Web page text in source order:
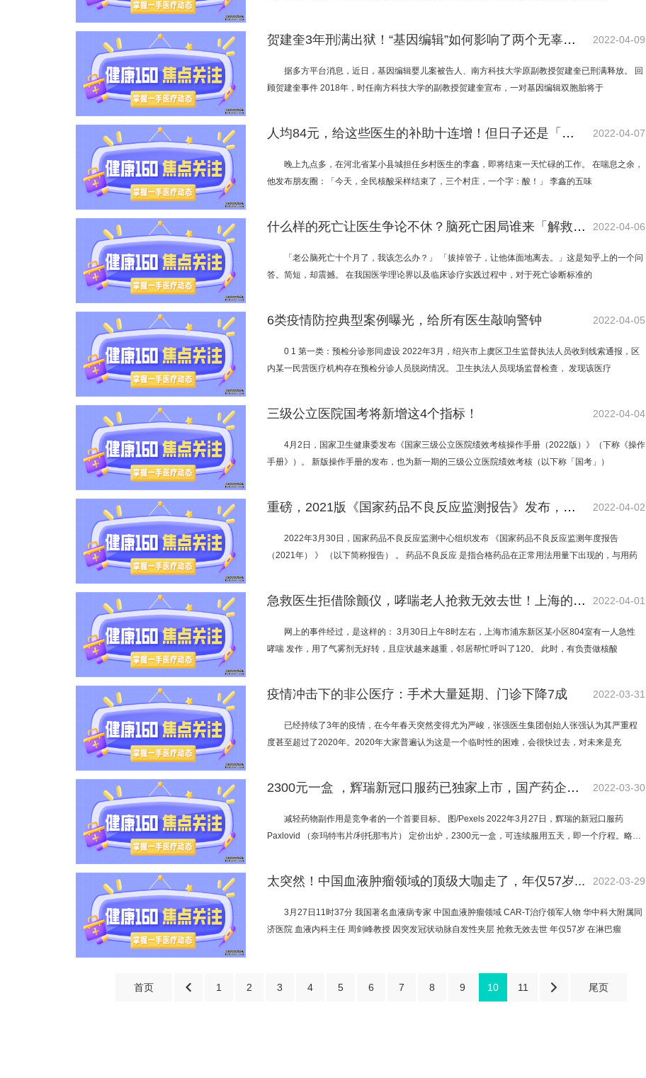
贺建奎3年刑满出狱！“基因编辑”如何影响了两个无辜生命？ 2022-04-09
据多方平台消息，近日，基因编辑婴儿案被告人、南方科技大学原副教授贺建奎已刑满释放。 回
顾贺建奎事件 2018年，时任南方科技大学的副教授贺建奎宣布，一对基因编辑双胞胎将于
人均84元，给这些医生的补助十连增！但日子还是「紧巴巴」... 2022-04-07
晚上九点多，在河北省某小县城担任乡村医生的李鑫，即将结束一天忙碌的工作。 在喘息之余，
他发布朋友圈：「今天，全民核酸采样结束了，三个村庄，一个字：酸！」 李鑫的五味
什么样的死亡让医生争论不休？脑死亡困局谁来「解救」？ 2022-04-06
「老公脑死亡十个月了，我该怎么办？」 「拔掉管子，让他体面地离去。」这是知乎上的一个问
答。简短，却震撼。 在我国医学理论界以及临床诊疗实践过程中，对于死亡诊断标准的
6类疫情防控典型案例曝光，给所有医生敲响警钟 2022-04-05
0 1 第一类：预检分诊形同虚设 2022年3月，绍兴市上虞区卫生监督执法人员收到线索通报，区
内某一民营医疗机构存在预检分诊人员脱岗情况。 卫生执法人员现场监督检查， 发现该医疗
三级公立医院国考将新增这4个指标！ 2022-04-04
4月2日，国家卫生健康委发布《国家三级公立医院绩效考核操作手册（2022版）》（下称《操作
手册》）。 新版操作手册的发布，也为新一期的三级公立医院绩效考核（以下称「国考」）
重磅，2021版《国家药品不良反应监测报告》发布，这5类药被点名！ 2022-04-02
2022年3月30日，国家药品不良反应监测中心组织发布 《国家药品不良反应监测年度报告
（2021年） 》 （以下简称报告） 。 药品不良反应 是指合格药品在正常用法用量下出现的，与用药
急救医生拒借除颤仪，哮喘老人抢救无效去世！上海的这名医生，是对还是错？ 2022-04-01
网上的事件经过，是这样的： 3月30日上午8时左右，上海市浦东新区某小区804室有一人急性
哮喘 发作，用了气雾剂无好转，且症状越来越重，邻居帮忙呼叫了120。 此时，有负责做核酸
疫情冲击下的非公医疗：手术大量延期、门诊下降7成 2022-03-31
已经持续了3年的疫情，在今年春天突然变得尤为严峻，张强医生集团创始人张强认为其严重程
度甚至超过了2020年。2020年大家普遍认为这是一个临时性的困难，会很快过去，对未来是充
2300元一盒 ，辉瑞新冠口服药已独家上市，国产药企能否迎头赶上？ 2022-03-30
减轻药物副作用是竞争者的一个首要目标。 图/Pexels 2022年3月27日，辉瑞的新冠口服药
Paxlovid （奈玛特韦片/利托那韦片） 定价出炉，2300元一盒，可连续服用五天，即一个疗程。略低
太突然！中国血液肿瘤领域的顶级大咖走了，年仅57岁... 2022-03-29
3月27日11时37分 我国著名血液病专家 中国血液肿瘤领域 CAR-T治疗领军人物 华中科大附属同
济医院 血液内科主任 周剑峰教授 因突发冠状动脉自发性夹层 抢救无效去世 年仅57岁 在淋巴瘤
首页  1 2 3 4 5 6 7 8 9 10 11  尾页